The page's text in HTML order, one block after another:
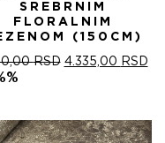
SREBRNIM
FLORALNIM
(150CM)
RSD ОРИГИНАЛНА
5.100,00 RSD.
4.335,00 RSD